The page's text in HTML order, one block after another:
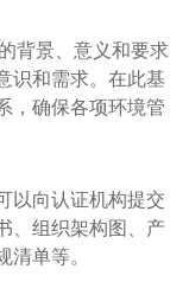
背景、意义和要求
识和需求。在此基
，确保各项环境管
以向认证机构提交
、组织架构图、产
单等。